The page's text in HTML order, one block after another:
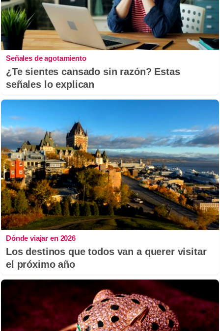
Señales de agotamiento
¿Te sientes cansado sin razón? Estas
señales lo explican
Dónde viajar en 2026
Los destinos que todos van a querer visitar
el próximo año